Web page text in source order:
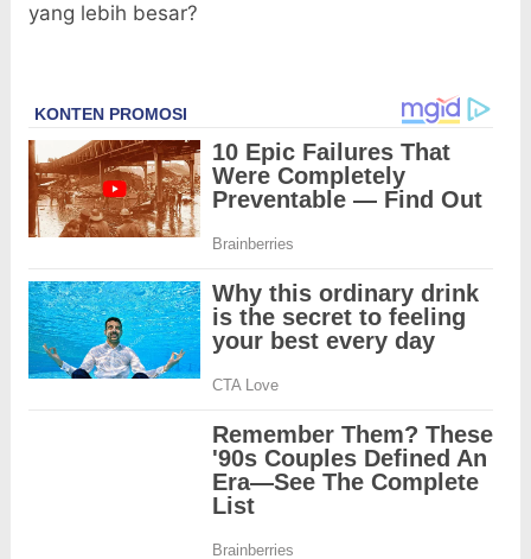
yang lebih besar?